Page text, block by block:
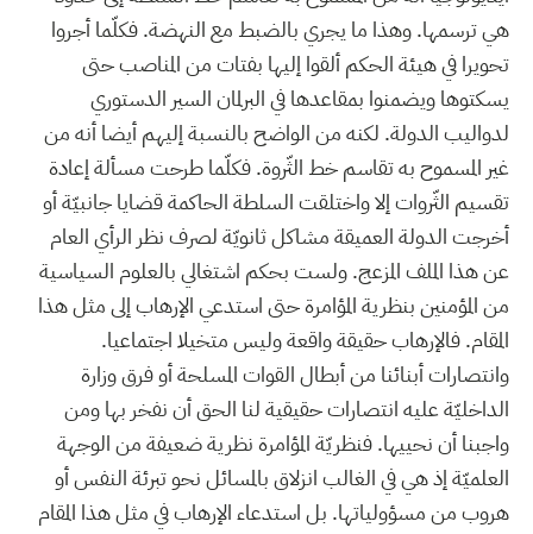
هي ترسمها. وهذا ما يجري بالضبط مع النهضة. فكلّما أجروا
تحويرا في هيئة الحكم ألقوا إليها بفتات من المناصب حتى
يسكتوها ويضمنوا بمقاعدها في البرلمان السير الدستوري
لدواليب الدولة. لكنه من الواضح بالنسبة إليهم أيضا أنه من
غير المسموح به تقاسم خط الثّروة. فكلّما طرحت مسألة إعادة
تقسيم الثّروات إلا واختلقت السلطة الحاكمة قضايا جانبيّة أو
أخرجت الدولة العميقة مشاكل ثانويّة لصرف نظر الرأي العام
عن هذا الملف المزعج. ولست بحكم اشتغالي بالعلوم السياسية
من المؤمنين بنظرية المؤامرة حتى استدعي الإرهاب إلى مثل هذا
المقام. فالإرهاب حقيقة واقعة وليس متخيلا اجتماعيا.
وانتصارات أبنائنا من أبطال القوات المسلحة أو فرق وزارة
الداخليّة عليه انتصارات حقيقية لنا الحق أن نفخر بها ومن
واجبنا أن نحييها. فنظريّة المؤامرة نظرية ضعيفة من الوجهة
العلميّة إذ هي في الغالب انزلاق بالمسائل نحو تبرئة النفس أو
هروب من مسؤولياتها. بل استدعاء الإرهاب في مثل هذا المقام